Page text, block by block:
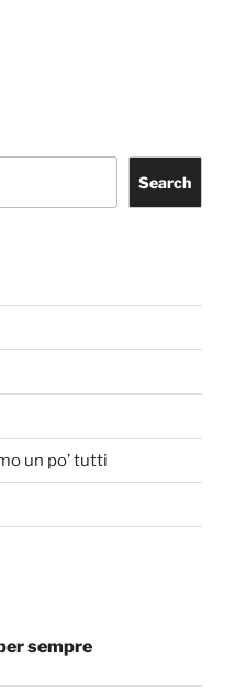
Search
un po’ tutti
sempre